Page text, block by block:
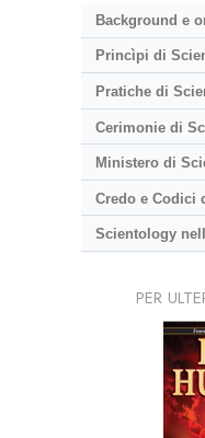
Background e
Princìpi di
Pratiche di
Cerimonie di
Ministero di
Credo e Codici
Scientology
PER